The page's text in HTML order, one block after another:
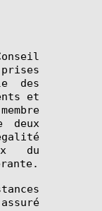
des
et
deux
du